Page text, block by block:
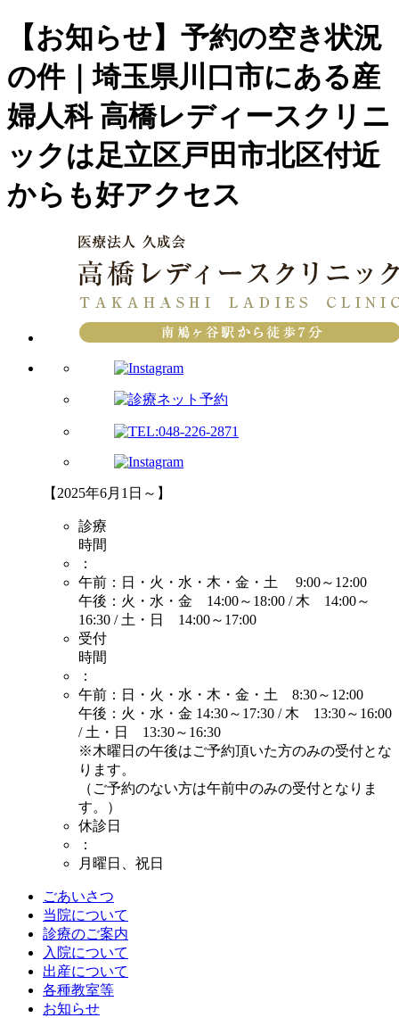
【お知らせ】予約の空き状況
の件｜埼玉県川口市にある産
婦人科 高橋レディースクリニ
ックは足立区戸田市北区付近
からも好アクセス
【2025年6月1日～】
診療
時間
：
午前：日・火・水・木・金・土 9:00～12:00
午後：火・水・金 14:00～18:00 / 木 14:00～
16:30 / 土・日 14:00～17:00
受付
時間
：
午前：日・火・水・木・金・土 8:30～12:00
午後：火・水・金 14:30～17:30 / 木 13:30～16:00
/ 土・日 13:30～16:30
※木曜日の午後はご予約頂いた方のみの受付とな
ります。
（ご予約のない方は午前中のみの受付となりま
す。）
休診日
：
月曜日、祝日
ごあいさつ
当院について
診療のご案内
入院について
出産について
各種教室等
お知らせ